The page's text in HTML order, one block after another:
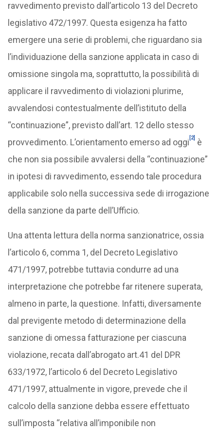
ravvedimento previsto dall’articolo 13 del Decreto
legislativo 472/1997. Questa esigenza ha fatto
emergere una serie di problemi, che riguardano sia
l’individuazione della sanzione applicata in caso di
omissione singola ma, soprattutto, la possibilità di
applicare il ravvedimento di violazioni plurime,
avvalendosi contestualmente dell’istituto della
“continuazione”, previsto dall’art. 12 dello stesso
provvedimento. L’orientamento emerso ad oggi [2]
è
che non sia possibile avvalersi della “continuazione”
in ipotesi di ravvedimento, essendo tale procedura
applicabile solo nella successiva sede di irrogazione
della sanzione da parte dell’Ufficio.
Una attenta lettura della norma sanzionatrice, ossia
l’articolo 6, comma 1, del Decreto Legislativo
471/1997, potrebbe tuttavia condurre ad una
interpretazione che potrebbe far ritenere superata,
almeno in parte, la questione. Infatti, diversamente
dal previgente metodo di determinazione della
sanzione di omessa fatturazione per ciascuna
violazione, recata dall’abrogato art.41 del DPR
633/1972, l’articolo 6 del Decreto Legislativo
471/1997, attualmente in vigore, prevede che il
calcolo della sanzione debba essere effettuato
sull’imposta “relativa all’imponibile non